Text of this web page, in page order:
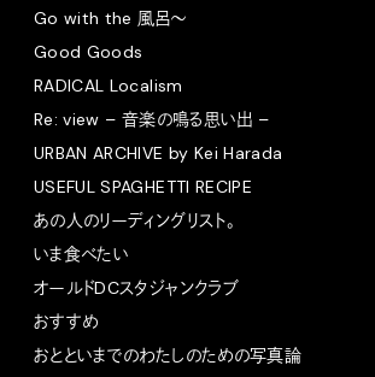
Go with the 風呂〜
Good Goods
RADICAL Localism
Re: view – 音楽の鳴る思い出 –
URBAN ARCHIVE by Kei Harada
USEFUL SPAGHETTI RECIPE
あの人のリーディングリスト。
いま食べたい
オールドDCスタジャンクラブ
おすすめ
おとといまでのわたしのための写真論